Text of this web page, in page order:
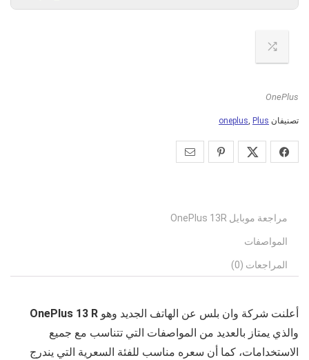
OnePlus
تصنيفان oneplus, Plus
مراجعة موبايل OnePlus 13R
المواصفات
المراجعات (0)
أعلنت شركة وان بلس عن الهاتف الجديد وهو OnePlus 13 R
والذي يمتاز بالعديد من المواصفات التي تتناسب مع جميع
الاستخدامات، كما أن سعره مناسب للفئة السعرية التي يندرج